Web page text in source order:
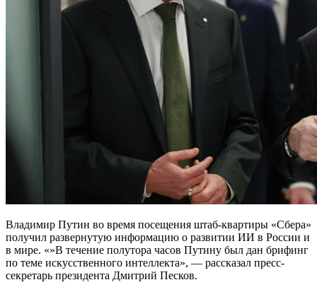
Владимир Путин во время посещения штаб-квартиры «Сбера»
получил развернутую информацию о развитии ИИ в России и
в мире. «»В течение полутора часов Путину был дан брифинг
по теме искусственного интеллекта», — рассказал пресс-
секретарь президента Дмитрий Песков.